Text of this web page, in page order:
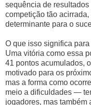
sequência de
competição tão
determinante para o
O que isso significa
Uma vitória como essa
41 pontos acumulados,
motivado para os
mas a forma como
meio a dificuldades —
jogadores, mas também